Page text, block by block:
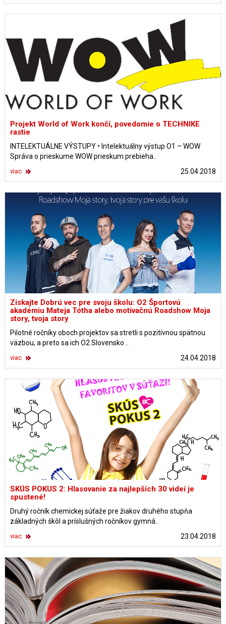
Projekt World of Work končí, povedomie o TECHNIKE
rastie
INTELEKTUÁLNE VÝSTUPY • Intelektuálny výstup O1 – WOW
Správa o prieskume WOW prieskum prebieha..
25.04.2018
viac
Získajte Dobrú vec pre svoju školu: O2 Športovú
akadémiu Mateja Tótha alebo motivačnú Roadshow Moja
story, tvoja story
Pilotné ročníky oboch projektov sa stretli s pozitívnou spätnou
väzbou, a preto sa ich O2 Slovensko ..
24.04.2018
viac
SKÚS POKUS 2: Hlasovanie za najlepších 30 videí je
spustené!
Druhý ročník chemickej súťaže pre žiakov druhého stupňa
základných škôl a príslušných ročníkov gymná..
23.04.2018
viac